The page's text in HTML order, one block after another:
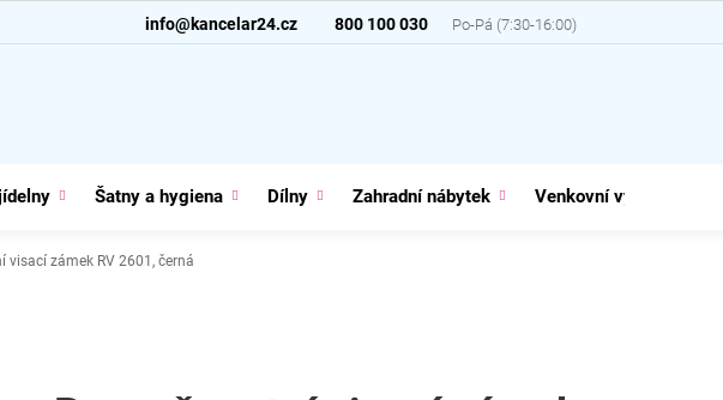
800 100 030
info@kancelar24.cz
Šatny a hygiena Dílny Zahradní nábytek Venkovní vybavení
visací zámek RV 2601, černá